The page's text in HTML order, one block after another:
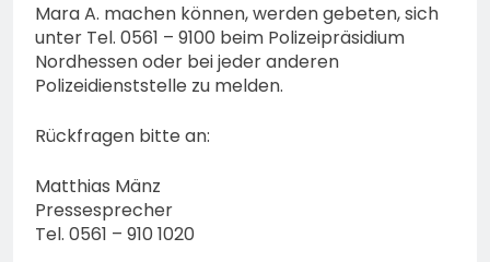
Mara A. machen können, werden gebeten, sich
unter Tel. 0561 – 9100 beim Polizeipräsidium
Nordhessen oder bei jeder anderen
Polizeidienststelle zu melden.
Rückfragen bitte an:
Matthias Mänz
Pressesprecher
Tel. 0561 – 910 1020